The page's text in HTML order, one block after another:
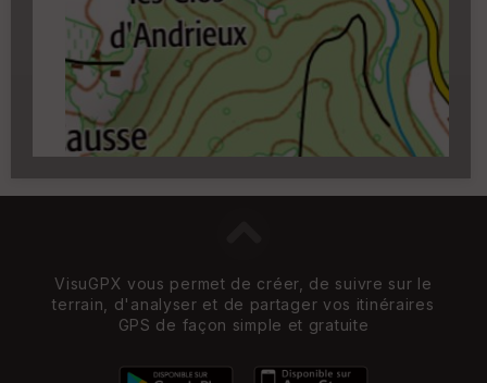
Carroyage UTM
(1km à partir du niveau de
zoom 14)
VisuGPX vous permet de créer, de suivre sur le
terrain, d'analyser et de partager vos itinéraires
GPS de façon simple et gratuite